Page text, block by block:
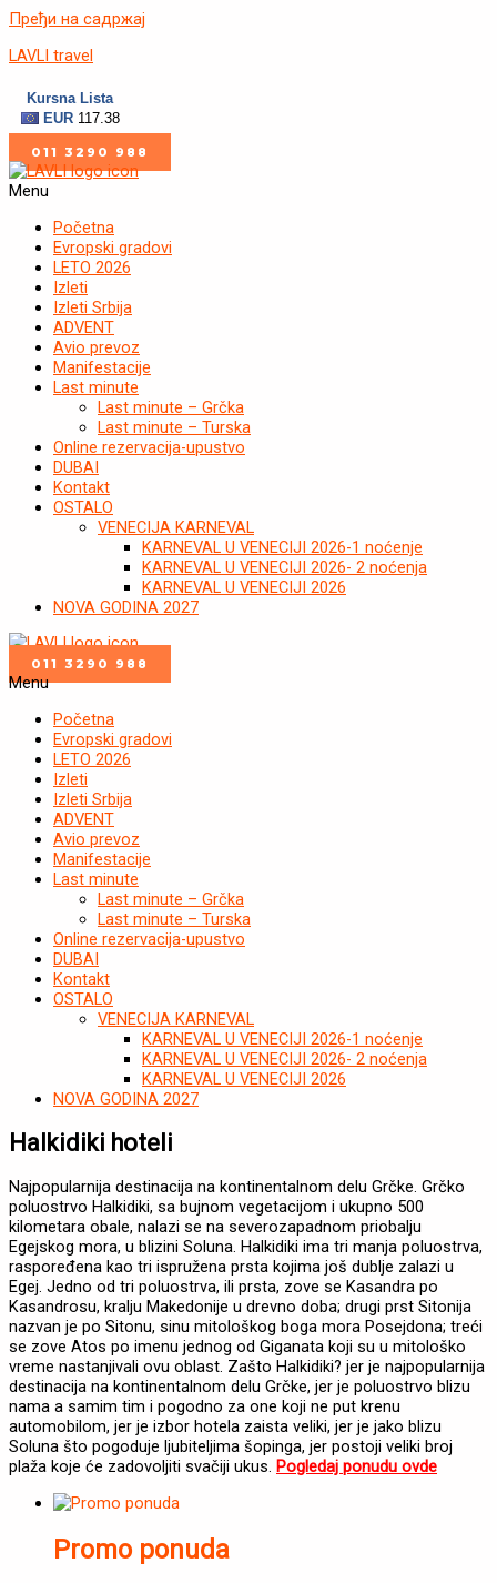
Пређи на садржај
LAVLI travel
011 3290 988
Menu
Početna
Evropski gradovi
LETO 2026
Izleti
Izleti Srbija
ADVENT
Avio prevoz
Manifestacije
Last minute
Last minute – Grčka
Last minute – Turska
Online rezervacija-upustvo
DUBAI
Kontakt
OSTALO
VENECIJA KARNEVAL
KARNEVAL U VENECIJI 2026-1 noćenje
KARNEVAL U VENECIJI 2026- 2 noćenja
KARNEVAL U VENECIJI 2026
NOVA GODINA 2027
011 3290 988
Menu
Početna
Evropski gradovi
LETO 2026
Izleti
Izleti Srbija
ADVENT
Avio prevoz
Manifestacije
Last minute
Last minute – Grčka
Last minute – Turska
Online rezervacija-upustvo
DUBAI
Kontakt
OSTALO
VENECIJA KARNEVAL
KARNEVAL U VENECIJI 2026-1 noćenje
KARNEVAL U VENECIJI 2026- 2 noćenja
KARNEVAL U VENECIJI 2026
NOVA GODINA 2027
Halkidiki hoteli
Najpopularnija destinacija na kontinentalnom delu Grčke. Grčko
poluostrvo Halkidiki, sa bujnom vegetacijom i ukupno 500
kilometara obale, nalazi se na severozapadnom priobalju
Egejskog mora, u blizini Soluna. Halkidiki ima tri manja poluostrva,
raspoređena kao tri ispružena prsta kojima još dublje zalazi u
Egej. Jedno od tri poluostrva, ili prsta, zove se Kasandra po
Kasandrosu, kralju Makedonije u drevno doba; drugi prst Sitonija
nazvan je po Sitonu, sinu mitološkog boga mora Posejdona; treći
se zove Atos po imenu jednog od Giganata koji su u mitološko
vreme nastanjivali ovu oblast. Zašto Halkidiki? jer je najpopularnija
destinacija na kontinentalnom delu Grčke, jer je poluostrvo blizu
nama a samim tim i pogodno za one koji ne put krenu
automobilom, jer je izbor hotela zaista veliki, jer je jako blizu
Soluna što pogoduje ljubiteljima šopinga, jer postoji veliki broj
plaža koje će zadovoljiti svačiji ukus. Pogledaj ponudu ovde
Promo ponuda